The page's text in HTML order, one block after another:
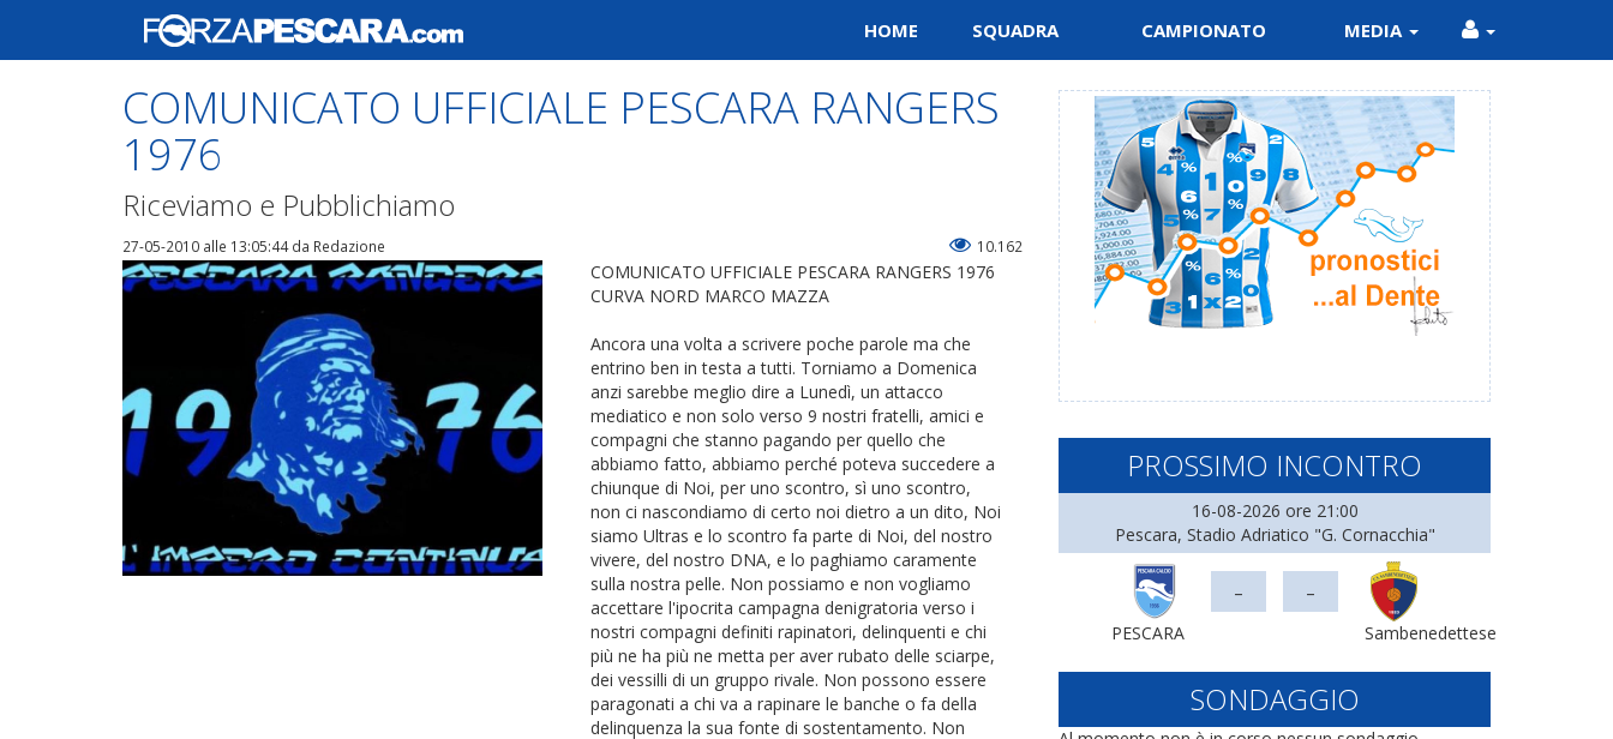
HOME SQUADRA CAMPIONATO MEDIA
COMUNICATO UFFICIALE PESCARA RANGERS
1976
Riceviamo e Pubblichiamo
27-05-2010 alle 13:05:44da Redazione 10.162
COMUNICATO UFFICIALE PESCARA RANGERS 1976
CURVA NORD MARCO MAZZA
Ancora una volta a scrivere poche parole ma che
entrino ben in testa a tutti. Torniamo a Domenica
anzi sarebbe meglio dire a Lunedì, un attacco
mediatico e non solo verso 9 nostri fratelli, amici e
compagni che stanno pagando per quello che
abbiamo fatto, abbiamo perché poteva succedere a
chiunque di Noi, per uno scontro, sì uno scontro,
non ci nascondiamo di certo noi dietro a un dito, Noi
siamo Ultras e lo scontro fa parte di Noi, del nostro
vivere, del nostro DNA, e lo paghiamo caramente
sulla nostra pelle. Non possiamo e non vogliamo
accettare l'ipocrita campagna denigratoria verso i
nostri compagni definiti rapinatori, delinquenti e chi
più ne ha più ne metta per aver rubato delle sciarpe,
dei vessilli di un gruppo rivale. Non possono essere
paragonati a chi va a rapinare le banche o fa della
delinquenza la sua fonte di sostentamento. Non
PROSSIMO INCONTRO
16-08-2026 ore 21:00
Pescara, Stadio Adriatico "G. Cornacchia"
PESCARA
- -
Sambenedettese
SONDAGGIO